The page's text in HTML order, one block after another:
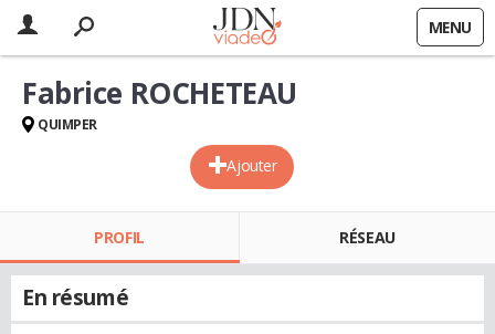
MENU
Ajouter
Fabrice ROCHETEAU
QUIMPER
PROFIL RÉSEAU
En résumé